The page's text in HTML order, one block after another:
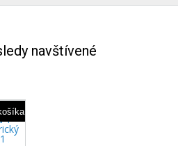
navštívené
1-